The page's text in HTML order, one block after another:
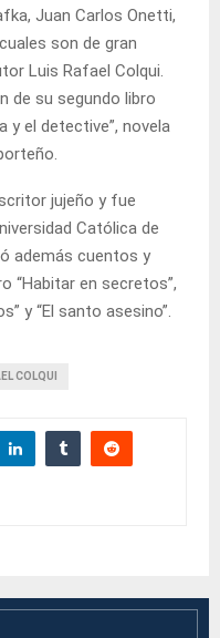
Juan Carlos Onetti,
son de gran
Luis Rafael Colqui.
de su segundo libro
y el detective”, novela
jujeño y fue
Católica de
además cuentos y
“Habitar en secretos”,
y “El santo asesino”.
COLQUI